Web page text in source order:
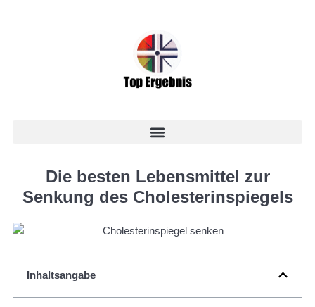
Die besten Lebensmittel zur
Senkung des Cholesterinspiegels
Inhaltsangabe